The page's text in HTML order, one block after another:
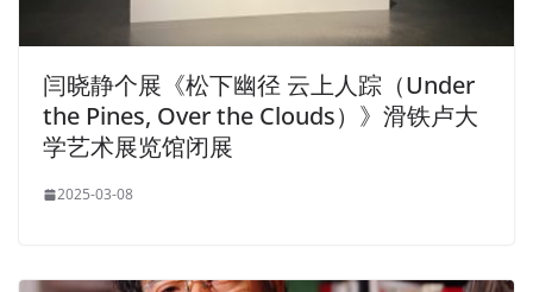
闫晓静个展《松下幽径 云上人踪（Under
the Pines, Over the Clouds）》滑铁卢大
学艺术展览馆闭展
2025-03-08